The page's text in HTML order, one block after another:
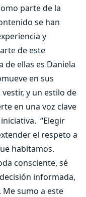
parte de la
se han
y
de este
ellas es Daniela
en sus
y un estilo de
en una voz clave
“Elegir
el respeto a
habitamos.
consciente, sé
informada,
sumo a este